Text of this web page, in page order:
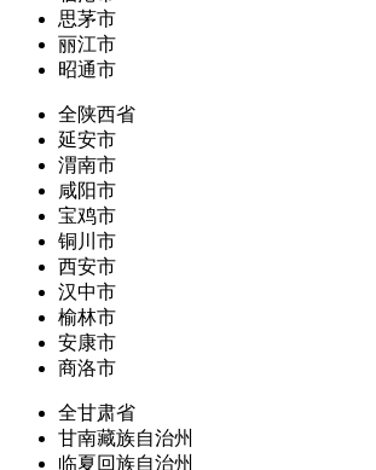
思茅市
丽江市
昭通市
全陕西省
延安市
渭南市
咸阳市
宝鸡市
铜川市
西安市
汉中市
榆林市
安康市
商洛市
全甘肃省
甘南藏族自治州
临夏回族自治州